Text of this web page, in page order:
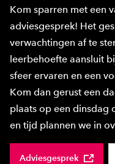
Kom sparren met een
adviesgesprek! Het
verwachtingen af te
leerbehoefte aansluit
sfeer ervaren en een
Kom dan gerust een
plaats op een dinsdag
en tijd plannen we in
Adviesgesprek